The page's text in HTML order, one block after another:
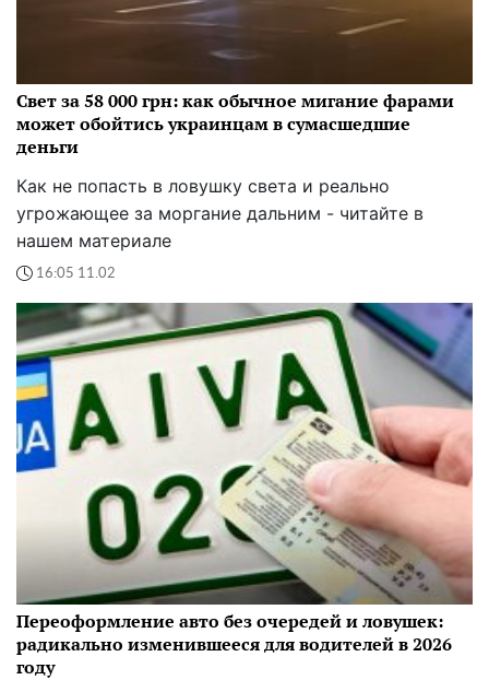
Свет за 58 000 грн: как обычное мигание фарами
может обойтись украинцам в сумасшедшие
деньги
Как не попасть в ловушку света и реально
угрожающее за моргание дальним - читайте в
нашем материале
16:05 11.02
Переоформление авто без очередей и ловушек:
радикально изменившееся для водителей в 2026
году